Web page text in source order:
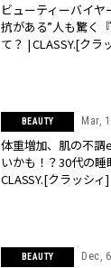
ビューティーバイヤ
抗がある”人も驚く
て？ | CLASSY.[クラ
BEAUTY Mar,
体重増加、肌の不調
いかも！？30代の
CLASSY.[クラッシィ]
BEAUTY Dec,